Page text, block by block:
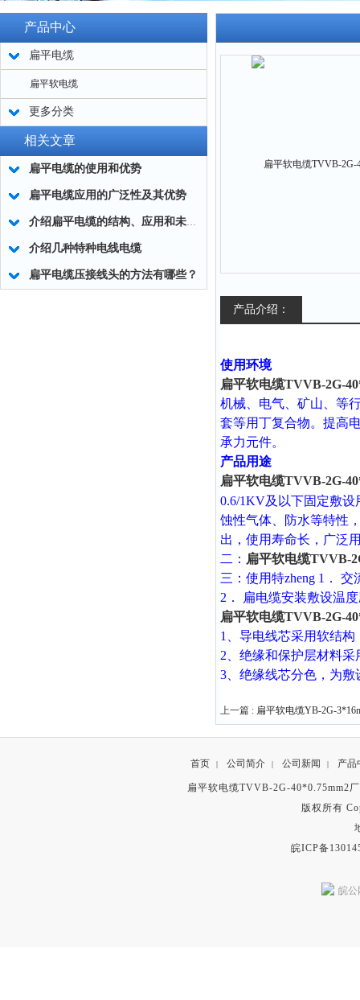
产品中心
扁平电缆
扁平软电缆
更多分类
相关文章
扁平电缆的使用和优势
扁平电缆应用的广泛性及其优势
介绍扁平电缆的结构、应用和未来的发展趋势
介绍几种特种电线电缆
扁平电缆压接线头的方法有哪些？
产品介绍：
使用环境
扁平软电缆TVVB-2G-
机械、电气、矿山、等
套等用丁复合物。提高
承力元件。
产品用途
扁平软电缆TVVB-2G-
0.6/1KV及以下固定敷
蚀性气体、防水等特性
出，使用寿命长，广泛
二： 扁平软电缆TVVB-
三：使用特zheng 1．
2 ． 扁电缆安装敷设温
扁平软电缆TVVB-2G-
1
、导电线芯采用软结
2 、绝缘和保护层材料
3 、绝缘线芯分色，为
上一篇 : 扁平软电缆YB-2G-
首页 | 公司简介 | 公司新闻 | 产品
扁平软电缆TVVB-2G-40*0.75mm2
版权所有
皖ICP备
皖公